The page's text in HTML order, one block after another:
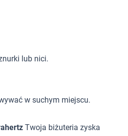
lub nici.
w suchym miejscu.
Twoja biżuteria zyska